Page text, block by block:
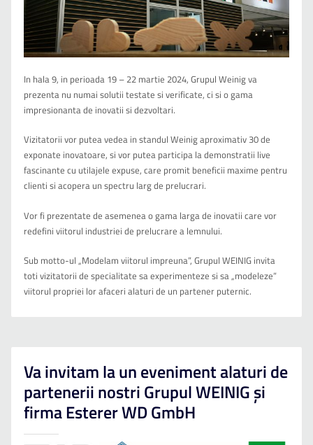
In hala 9, in perioada 19 – 22 martie 2024, Grupul Weinig va
prezenta nu numai solutii testate si verificate, ci si o gama
impresionanta de inovatii si dezvoltari.
Vizitatorii vor putea vedea in standul Weinig aproximativ 30 de
exponate inovatoare, si vor putea participa la demonstratii live
fascinante cu utilajele expuse, care promit beneficii maxime pentru
clienti si acopera un spectru larg de prelucrari.
Vor fi prezentate de asemenea o gama larga de inovatii care vor
redefini viitorul industriei de prelucrare a lemnului.
Sub motto-ul „Modelam viitorul impreuna”, Grupul WEINIG invita
toti vizitatorii de specialitate sa experimenteze si sa „modeleze”
viitorul propriei lor afaceri alaturi de un partener puternic.
Va invitam la un eveniment alaturi de
partenerii nostri Grupul WEINIG și
firma Esterer WD GmbH